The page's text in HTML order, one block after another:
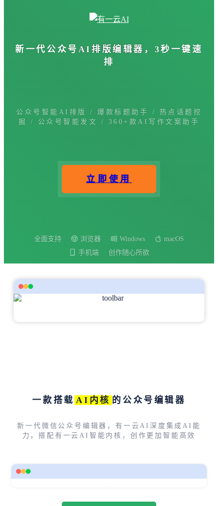
新一代公众号 AI排版编辑器 ，3秒一键速
排
公众号智能AI排版 / 爆款标题助手 / 热点话题挖
掘 / 公众号智能发文 / 360+款AI写作文案助手
立即使用
全面支持 浏览器 Windows
macOS
手机端
创作随心所欲
一款搭载 AI内核 的公众号编辑器
新一代微信公众号编辑器，有一云AI深度集成AI能
力，搭配有一云AI智能内核，创作更加智能高效